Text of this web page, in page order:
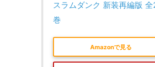
スラムダンク 新装再編版
巻
Amazonで見る